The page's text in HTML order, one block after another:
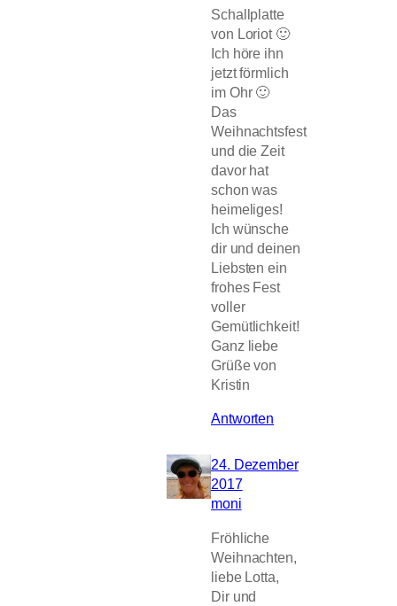
Schallplatte
von Loriot 🙂
Ich höre ihn
jetzt förmlich
im Ohr 🙂
Das
Weihnachtsfest
und die Zeit
davor hat
schon was
heimeliges!
Ich wünsche
dir und deinen
Liebsten ein
frohes Fest
voller
Gemütlichkeit!
Ganz liebe
Grüße von
Kristin
Antworten
24. Dezember
2017
moni
Fröhliche
Weihnachten,
liebe Lotta,
Dir und